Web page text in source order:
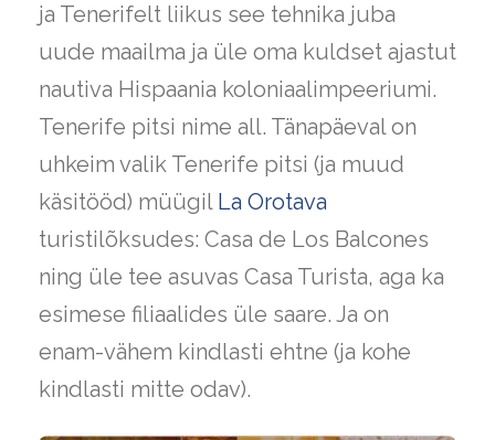
ja Tenerifelt liikus see tehnika juba
uude maailma ja üle oma kuldset ajastut
nautiva Hispaania koloniaalimpeeriumi.
Tenerife pitsi nime all. Tänapäeval on
uhkeim valik Tenerife pitsi (ja muud
käsitööd) müügil La Orotava
turistilõksudes: Casa de Los Balcones
ning üle tee asuvas Casa Turista, aga ka
esimese filiaalides üle saare. Ja on
enam-vähem kindlasti ehtne (ja kohe
kindlasti mitte odav).